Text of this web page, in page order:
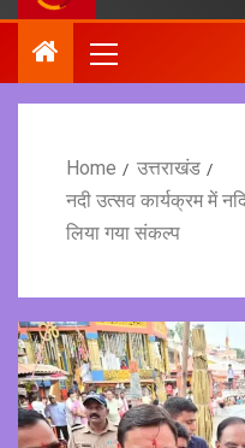
Home
उत्तराखंड
नदी उत्सव कार्यक्रम में
लिया गया संकल्प